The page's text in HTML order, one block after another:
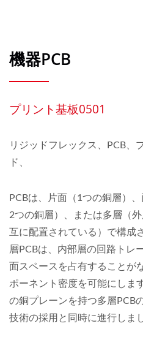
機器PCB
プリント基板0501
リジッドフレックス、PCB、
ド、
PCBは、片面（1つの銅層）
2つの銅層）、または多層（
互に配置されている）で構成
層PCBは、内部層の回路トレ
面スペースを占有することが
ポーネント密度を可能にしま
の銅プレーンを持つ多層PCB
技術の採用と同時に進行しま